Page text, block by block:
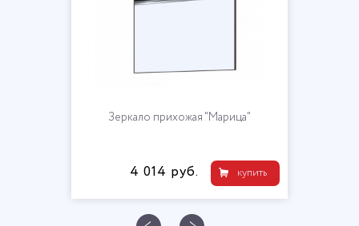
Зеркало прихожая "Марица"
купить
4 014 руб.